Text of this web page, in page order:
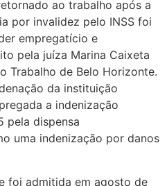
ao trabalho após a
por invalidez pelo INSS foi
empregatício e
pela juíza Marina Caixeta
Trabalho de Belo Horizonte.
da instituição
a indenização
pela dispensa
uma indenização por danos
foi admitida em agosto de